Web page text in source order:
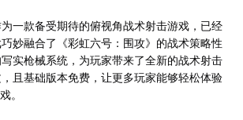
为一款备受期待的俯视角战术射击游戏，已经
妙融合了《彩虹六号：围攻》的战术策略性
实枪械系统，为玩家带来了全新的战术射击
且基础版本免费，让更多玩家能够轻松体验
。